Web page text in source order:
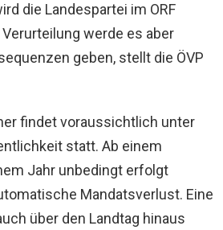
die Landespartei im ORF
werde es aber
geben, stellt die ÖVP
findet voraussichtlich unter
statt. Ab einem
Jahr unbedingt erfolgt
Mandatsverlust. Eine
über den Landtag hinaus